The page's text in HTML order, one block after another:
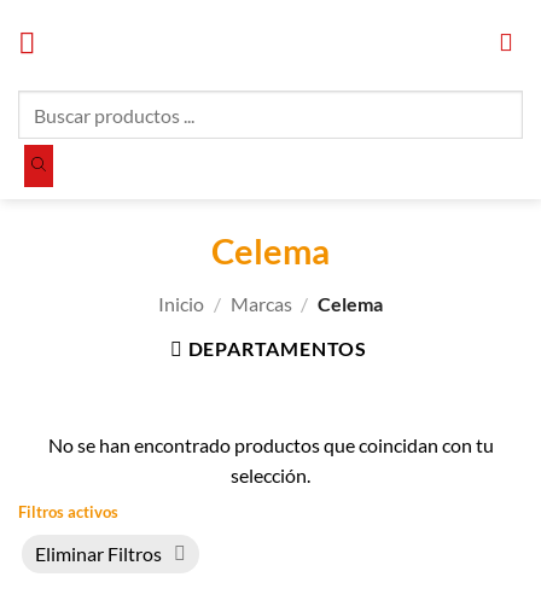
productos
Celema
Inicio / Marcas / Celema
DEPARTAMENTOS
No se han encontrado productos que coincidan con tu
selección.
Filtros activos
Eliminar Filtros